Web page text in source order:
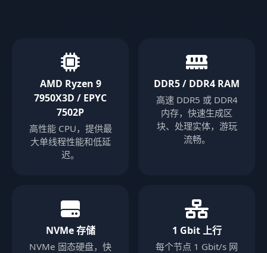
AMD Ryzen 9
7950X3D / EPYC
7502P
高性能 CPU，提供最
大单线程性能和低延
迟。
DDR5 / DDR4 RAM
高速 DDR5 或 DDR4
内存，快速生成区
块、处理实体，游玩
流畅。
NVMe 存储
NVMe 固态硬盘，快
1 Gbit 上行
每个节点 1 Gbit/s 网